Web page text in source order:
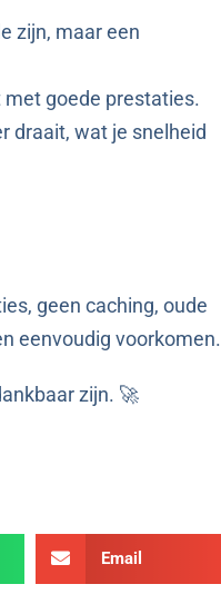
zijn, maar een
met goede prestaties.
draait, wat je snelheid
geen caching, oude
eenvoudig voorkomen.
zijn. 🚀
Email